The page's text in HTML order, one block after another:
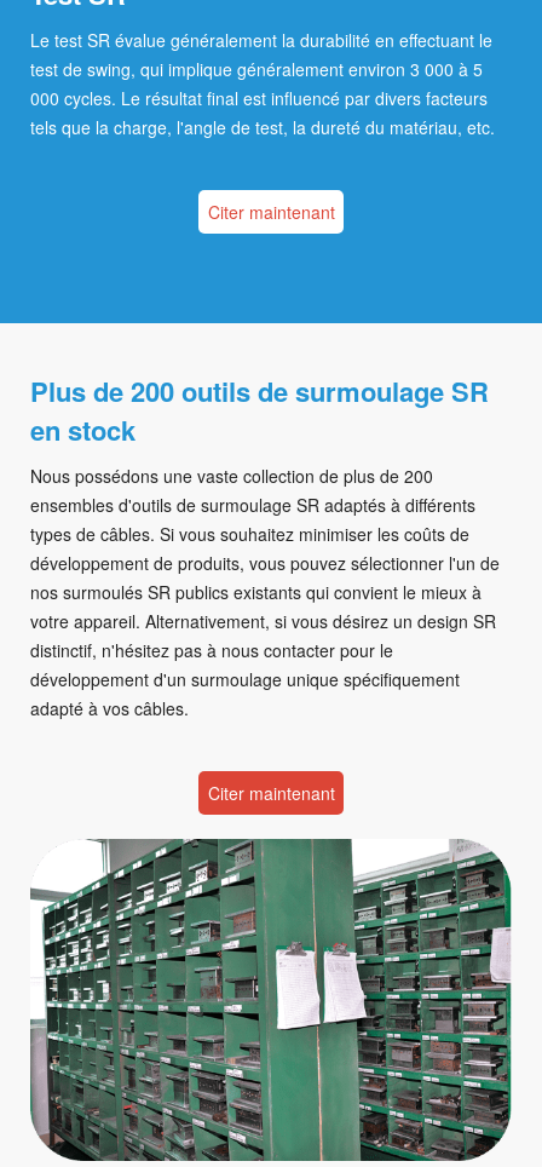
Le test SR évalue généralement la durabilité en effectuant le
test de swing, qui implique généralement environ 3 000 à 5
000 cycles. Le résultat final est influencé par divers facteurs
tels que la charge, l'angle de test, la dureté du matériau, etc.
Citer maintenant
Plus de 200 outils de surmoulage SR
en stock
Nous possédons une vaste collection de plus de 200
ensembles d'outils de surmoulage SR adaptés à différents
types de câbles. Si vous souhaitez minimiser les coûts de
développement de produits, vous pouvez sélectionner l'un de
nos surmoulés SR publics existants qui convient le mieux à
votre appareil. Alternativement, si vous désirez un design SR
distinctif, n'hésitez pas à nous contacter pour le
développement d'un surmoulage unique spécifiquement
adapté à vos câbles.
Citer maintenant